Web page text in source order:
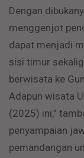
Dengan
menggenjot
dapat menjadi
sisi timur
berwisata ke
Adapun wisata
(2025) ini,”
penyampaian
pemandangan